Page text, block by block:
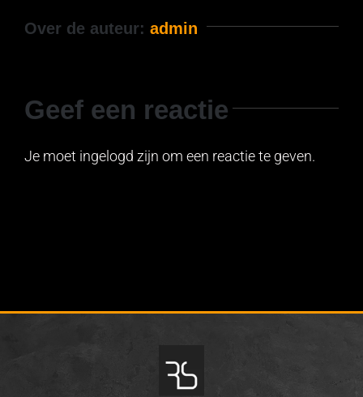
Over de auteur: admin
Geef een reactie
Je moet ingelogd zijn om een reactie te geven.